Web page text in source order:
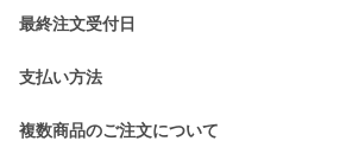
最終注文受付日
支払い方法
複数商品のご注文について